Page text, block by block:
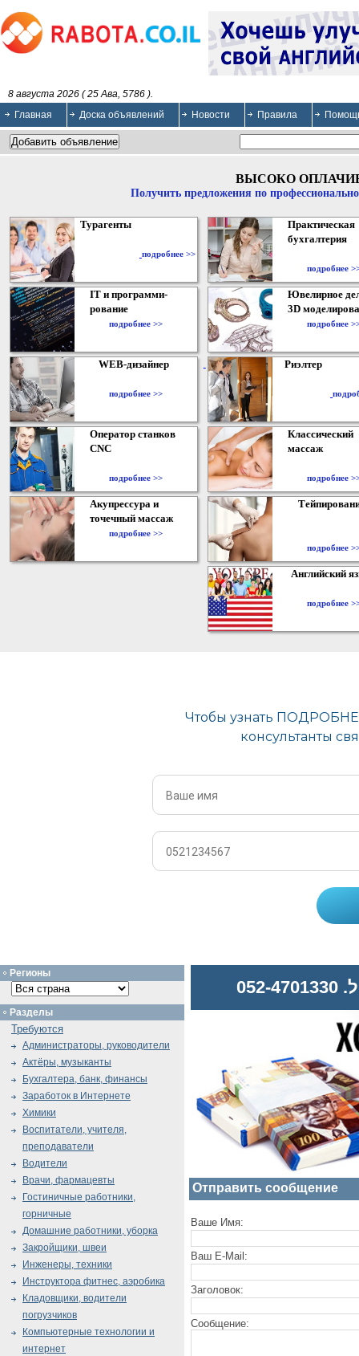
8 августа 2026 ( 25 Ава, 5786 ).
Главная
Доска объявлений Новости Правила
ВЫСОКО
Получить предложения по
Турагенты
подробнее >>
Практическая
бухгалтерия
подробнее
IT и программи-
рование
подробнее >>
Ювелирное
3D
подробнее
WEB-дизайнер
подробнее >>
Риэлтер
Оператор станков
CNC
подробнее >>
Классический
массаж
подробнее
Акупрессура и
точечный массаж
подробнее >>
подробнее
Английский
подробнее
Отправить сообщение
Ваше Имя:
Ваш E-Mail:
Заголовок:
Сообщение:
Регионы
Разделы
Требуются
Администраторы, руководители
Актёры, музыканты
Бухгалтера, банк, финансы
Заработок в Интернете
Химики
Воспитатели, учителя,
преподаватели
Водители
Врачи, фармацевты
Гостиничные работники,
горничные
Домашние работники, уборка
Закройщики, швеи
Инженеры, техники
Инструктора фитнес, аэробика
Кладовщики, водители
погрузчиков
Компьютерные технологии и
интернет